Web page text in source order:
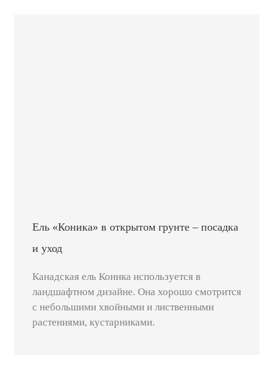
Ель «Коника» в открытом грунте – посадка
и уход
Канадская ель Коника используется в
ландшафтном дизайне. Она хорошо смотрится
с небольшими хвойными и лиственными
растениями, кустарниками.